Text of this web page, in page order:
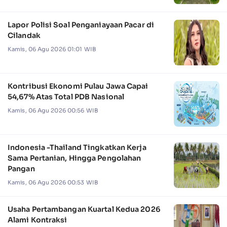
Lapor Polisi Soal Penganiayaan Pacar di
Cilandak
Kamis, 06 Agu 2026 01:01 WIB
Kontribusi Ekonomi Pulau Jawa Capai
54,67% Atas Total PDB Nasional
Kamis, 06 Agu 2026 00:56 WIB
Indonesia -Thailand Tingkatkan Kerja
Sama Pertanian, Hingga Pengolahan
Pangan
Kamis, 06 Agu 2026 00:53 WIB
Usaha Pertambangan Kuartal Kedua 2026
Alami Kontraksi